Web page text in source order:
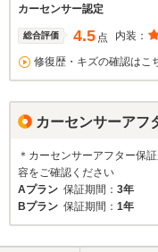
カーセンサー認定
総合評価 4.5 点 内装：
修復歴・キズの確認はこ
カーセンサーアフ
＊カーセンサーアフター保
容をご確認ください
Aプラン 保証期間： 3年
Bプラン 保証期間： 1年